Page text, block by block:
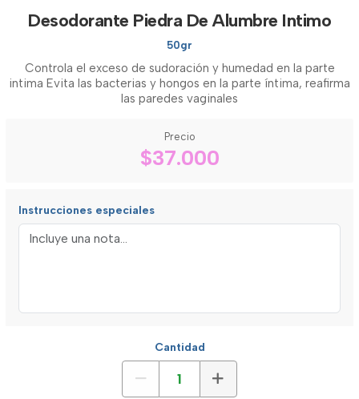
Desodorante Piedra De Alumbre Intimo
50gr
Controla el exceso de sudoración y humedad en la parte
intima Evita las bacterias y hongos en la parte íntima, reafirma
las paredes vaginales
Precio
$37.000
Instrucciones especiales
Cantidad